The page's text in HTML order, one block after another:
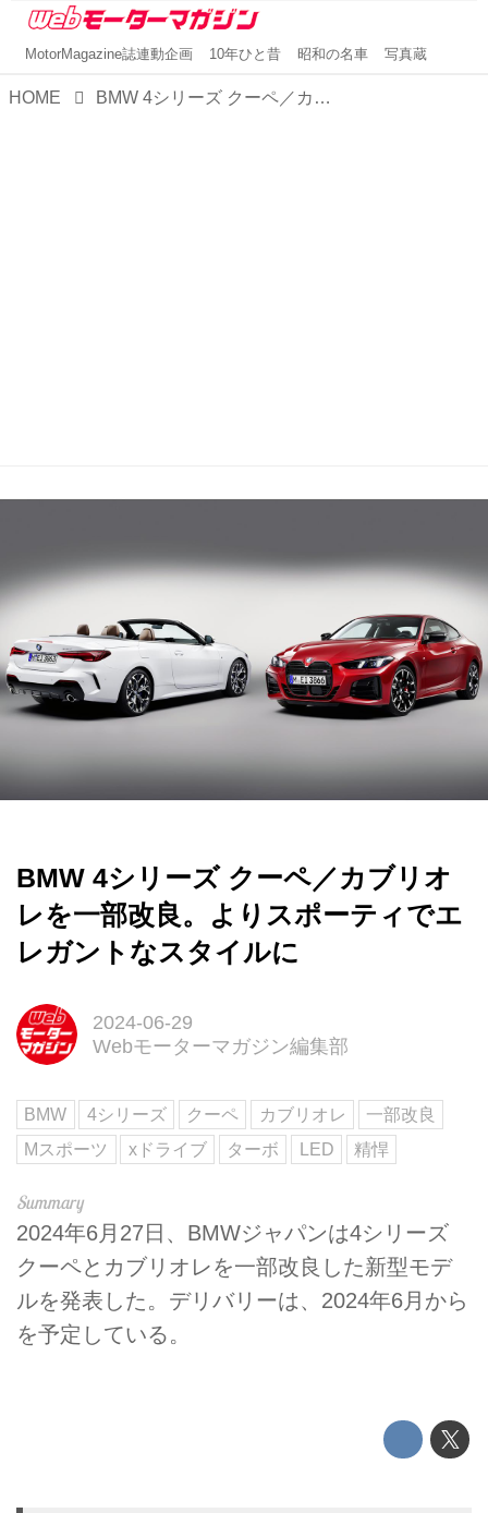
MotorMagazine誌連動企画 10年ひと昔 昭和の名車 写真蔵
HOME BMW 4シリーズ クーペ／カブリオレを一部改良。よりスポーティでエレガントなスタイルに
BMW 4シリーズ クーペ／カブリオ
レを一部改良。よりスポーティでエ
レガントなスタイルに
2024-06-29
Webモーターマガジン編集部
BMW 4シリーズ クーペ カブリオレ
一部改良
Mスポーツ
xドライブ ターボ LED 精悍
2024年6月27日、BMWジャパンは4シリーズ
クーペとカブリオレを一部改良した新型モデ
ルを発表した。デリバリーは、2024年6月から
を予定している。